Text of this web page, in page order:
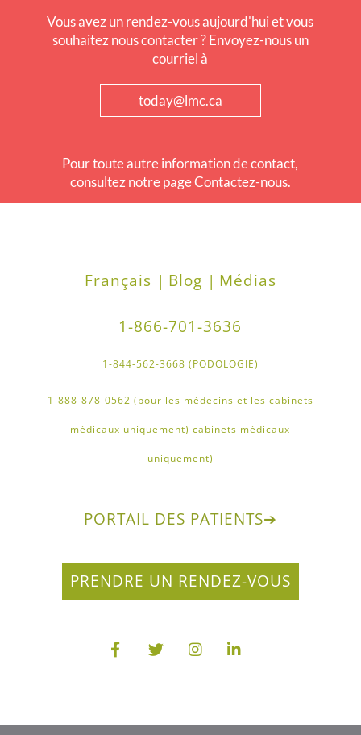
Vous avez un rendez-vous aujourd'hui et vous
souhaitez nous contacter ? Envoyez-nous un
courriel à
today@lmc.ca
Pour toute autre information de contact,
consultez notre page Contactez-nous.
Français | Blog | Médias
1-866-701-3636
1-844-562-3668 (PODOLOGIE)
1-888-878-0562 (pour les médecins et les cabinets
médicaux uniquement) cabinets médicaux
uniquement)
PORTAIL DES PATIENTS➔
PRENDRE UN RENDEZ-VOUS